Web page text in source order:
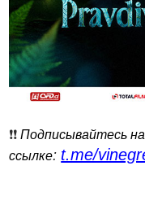
❗️❗️Подписывайтесь
ссылке: t.me/